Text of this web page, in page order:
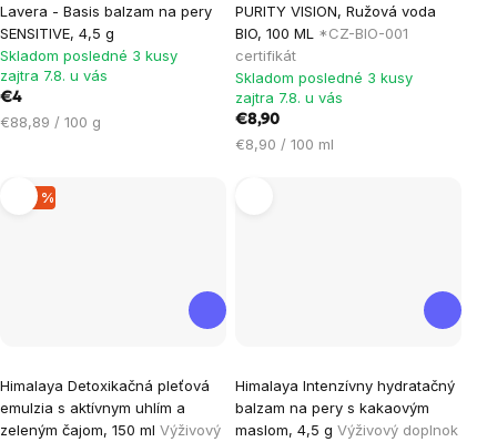
Lavera - Basis balzam na pery
SENSITIVE, 4,5 g
Skladom posledné 3 kusy
zajtra 7.8. u vás
€4
Jednotková
€88,89 / 100 g
PURITY VISION, Ružová voda
BIO, 100 ML *CZ-BIO-001
certifikát
hodnotenie
produktu
je
5,0
z
5
Skladom posledné 3 kusy
zajtra 7.8. u vás
€8,90
Jednotková
€8,90 / 100 ml
–34 %
Himalaya Detoxikačná pleťová
emulzia s aktívnym uhlím a
zeleným čajom, 150 ml Výživový
Himalaya Intenzívny hydratačný
balzam na pery s kakaovým
maslom, 4,5 g Výživový doplnok